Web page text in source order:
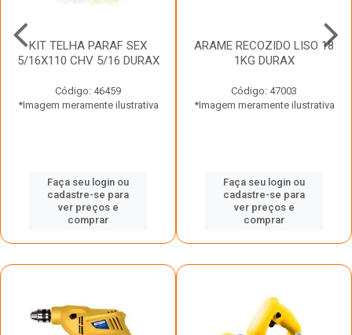
KIT TELHA PARAF SEX
5/16X110 CHV 5/16 DURAX
Código: 46459
*Imagem meramente ilustrativa
Faça seu login ou
cadastre-se para
ver preços e
comprar
ARAME RECOZIDO LISO 18
1KG DURAX
Código: 47003
*Imagem meramente ilustrativa
Faça seu login ou
cadastre-se para
ver preços e
comprar